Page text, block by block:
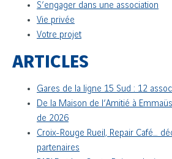
S’engager dans une association
Vie privée
Votre projet
ARTICLES
Gares de la ligne 15 Sud : 12
De la Maison de l’Amitié à
de 2026
Croix-Rouge Rueil, Repair Café…
partenaires